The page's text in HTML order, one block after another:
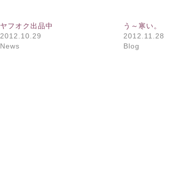
ヤフオク出品中
2012.10.29
News
う～寒い。
2012.11.28
Blog